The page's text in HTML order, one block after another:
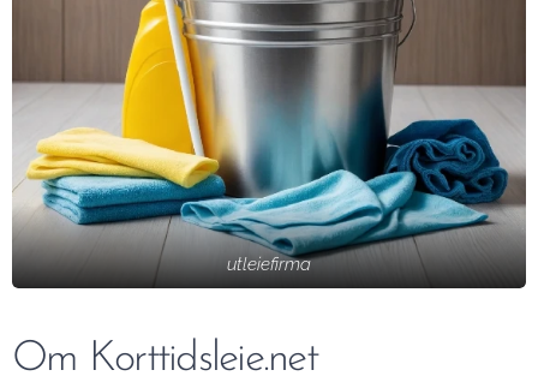
utleiefirma
Om Korttidsleie.net